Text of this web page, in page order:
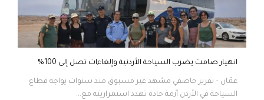
انهيار صامت يضرب السياحة الأردنية وإلغاءات تصل إلى 100%
عمّان – تقرير خاصفي مشهد غير مسبوق منذ سنوات يواجه قطاع
السياحة في الأردن أزمة حادة تهدد استمراريته مع...